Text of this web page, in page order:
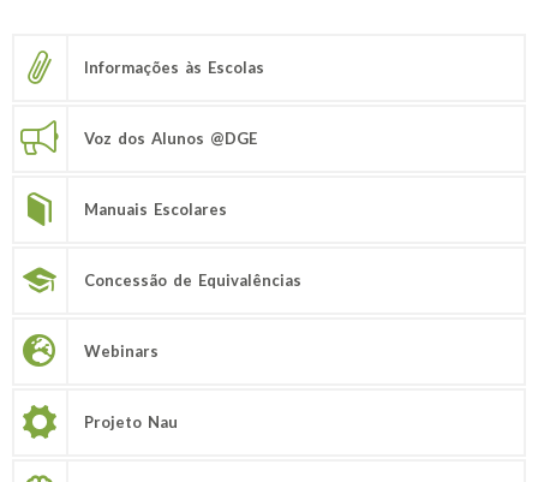
Informações às Escolas
Voz dos Alunos @DGE
Manuais Escolares
Concessão de Equivalências
Webinars
Projeto Nau